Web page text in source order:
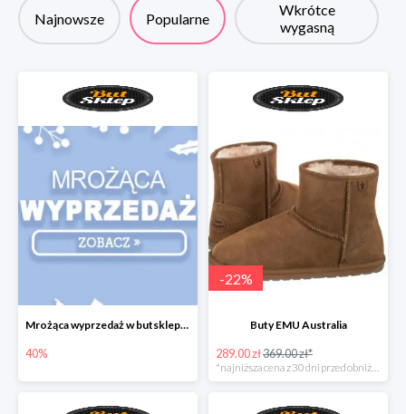
Najnowsze Popularne
Wkrótce
wygasną
Mrożąca wyprzedaż w butsklep.pl
40%
-22%
Buty EMU Australia
289.00 zł369.00 zł*
*najniższa cena z 30 dni przed obniżką